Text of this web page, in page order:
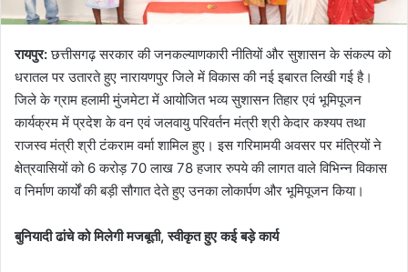
रायपुर:छत्तीसगढ़ सरकार की जनकल्याणकारी नीतियों और सुशासन के संकल्प को
धरातल पर उतारते हुए नारायणपुर जिले में विकास की नई इबारत लिखी गई है।
जिले के ग्राम हलामी मुंजमेटा में आयोजित भव्य सुशासन तिहार एवं भूमिपूजन
कार्यक्रम में प्रदेश के वन एवं जलवायु परिवर्तन मंत्री श्री केदार कश्यप तथा
राजस्व मंत्री श्री टंकराम वर्मा शामिल हुए। इस गरिमामयी अवसर पर मंत्रियों ने
क्षेत्रवासियों को 6 करोड़ 70 लाख 78 हजार रुपये की लागत वाले विभिन्न विकास
व निर्माण कार्यों की बड़ी सौगात देते हुए उनका लोकार्पण और भूमिपूजन किया।
​बुनियादी ढांचे को मिलेगी मजबूती, स्वीकृत हुए कई बड़े कार्य